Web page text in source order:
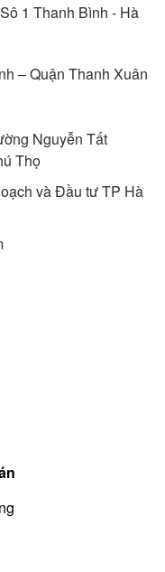
1 Thanh Bình - Hà
– Quận Thanh Xuân
Nguyễn Tất
Thọ
và Đầu tư TP Hà